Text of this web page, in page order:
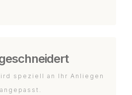
speziell an Ihr Anliegen
angepasst.